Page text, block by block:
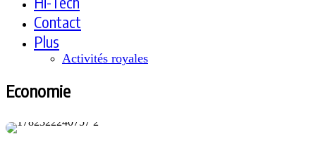
Contact
Plus
Activités royales
Economie